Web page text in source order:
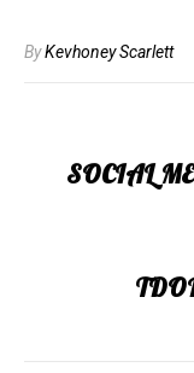
ByKevhoney Scarlett
SOCIAL